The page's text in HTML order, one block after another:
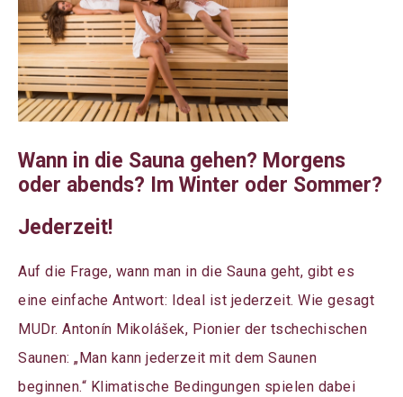
Wann in die Sauna gehen? Morgens
oder abends? Im Winter oder Sommer?
Jederzeit!
Auf die Frage, wann man in die Sauna geht, gibt es
eine einfache Antwort: Ideal ist jederzeit. Wie gesagt
MUDr. Antonín Mikolášek, Pionier der tschechischen
Saunen: „Man kann jederzeit mit dem Saunen
beginnen.“ Klimatische Bedingungen spielen dabei